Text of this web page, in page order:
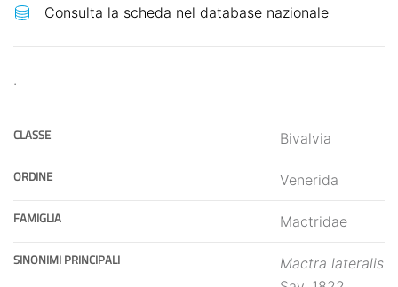
.
CLASSE Bivalvia
ORDINE Venerida
FAMIGLIA Mactridae
SINONIMI PRINCIPALI
Mactra lateralis